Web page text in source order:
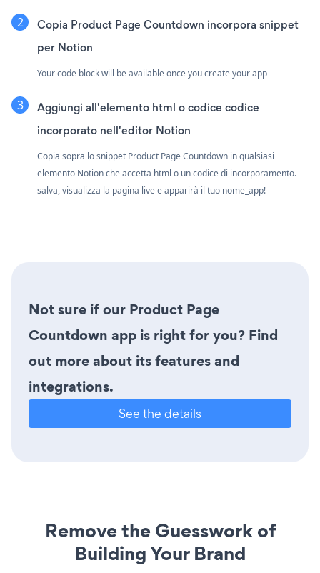
Copia Product Page Countdown incorpora snippet
per Notion
Your code block will be available once you create your app
Aggiungi all'elemento html o codice codice
incorporato nell'editor Notion
Copia sopra lo snippet Product Page Countdown in qualsiasi
elemento Notion che accetta html o un codice di incorporamento.
salva, visualizza la pagina live e apparirà il tuo nome_app!
Not sure if our Product Page
Countdown app is right for you? Find
out more about its features and
integrations.
See the details
Remove the Guesswork of
Building Your Brand